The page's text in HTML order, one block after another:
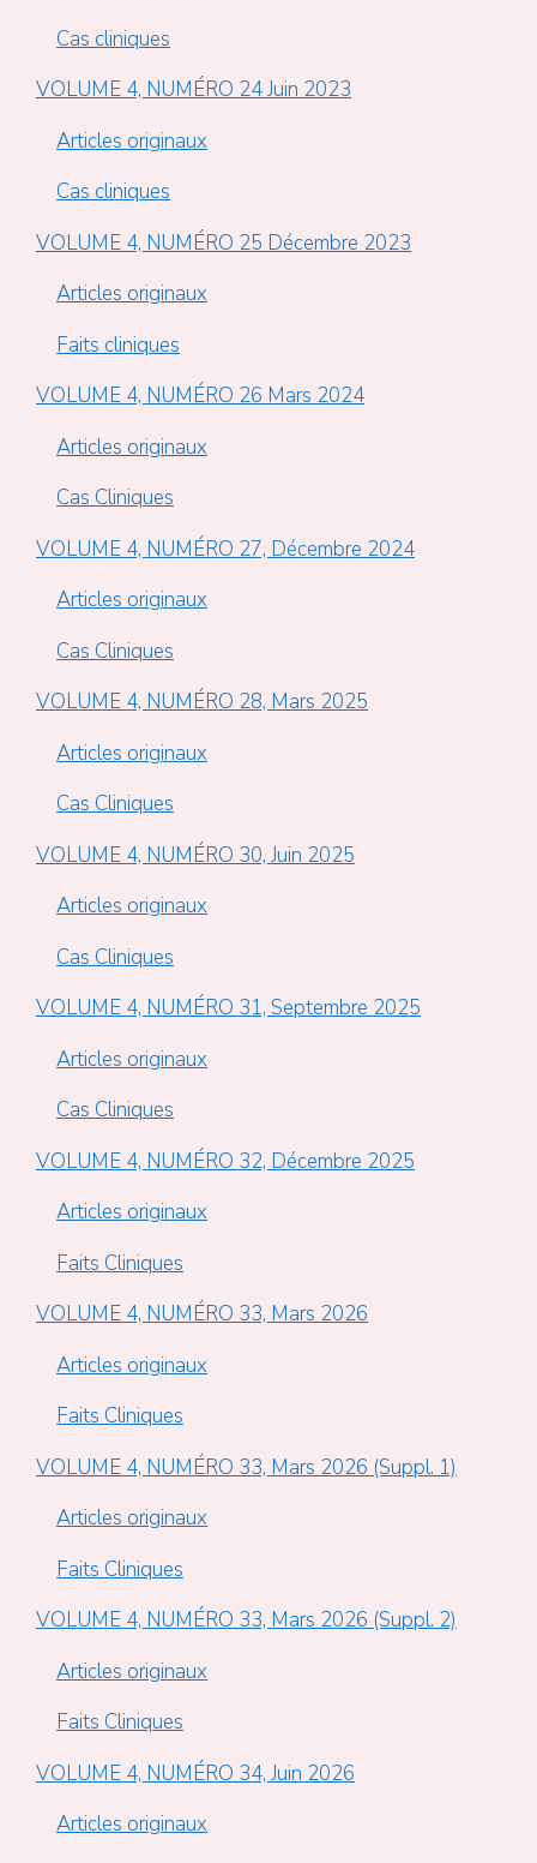
Cas cliniques
VOLUME 4, NUMÉRO 24 Juin 2023
Articles originaux
Cas cliniques
VOLUME 4, NUMÉRO 25 Décembre 2023
Articles originaux
Faits cliniques
VOLUME 4, NUMÉRO 26 Mars 2024
Articles originaux
Cas Cliniques
VOLUME 4, NUMÉRO 27, Décembre 2024
Articles originaux
Cas Cliniques
VOLUME 4, NUMÉRO 28, Mars 2025
Articles originaux
Cas Cliniques
VOLUME 4, NUMÉRO 30, Juin 2025
Articles originaux
Cas Cliniques
VOLUME 4, NUMÉRO 31, Septembre 2025
Articles originaux
Cas Cliniques
VOLUME 4, NUMÉRO 32, Décembre 2025
Articles originaux
Faits Cliniques
VOLUME 4, NUMÉRO 33, Mars 2026
Articles originaux
Faits Cliniques
VOLUME 4, NUMÉRO 33, Mars 2026 (Suppl. 1)
Articles originaux
Faits Cliniques
VOLUME 4, NUMÉRO 33, Mars 2026 (Suppl. 2)
Articles originaux
Faits Cliniques
VOLUME 4, NUMÉRO 34, Juin 2026
Articles originaux